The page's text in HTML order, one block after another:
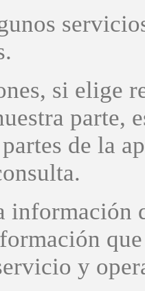
si elige
parte,
de la
información
y